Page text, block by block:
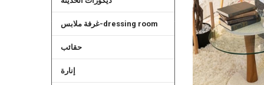
غرفة ملابس-dressing room
حقائب
إنارة